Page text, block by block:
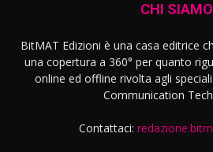
CHI SIAMO
BitMAT Edizioni è una casa editrice
una copertura a 360° per quanto
online ed offline rivolta agli
Communication
Contattaci: